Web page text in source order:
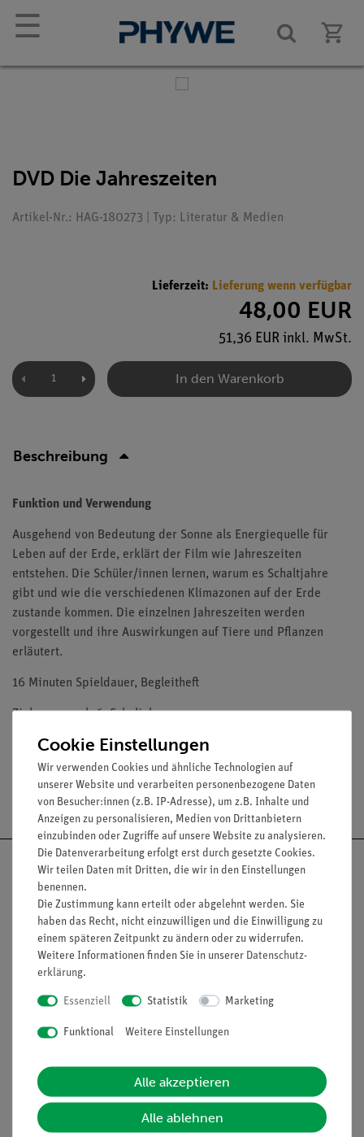
☰
DVD Die Jahreszeiten
Artikel-Nr.: HAG-180273 | Typ: Literatur & Medien
Lieferzeit: Lieferung wenn verfügbar
48,00 EUR
51,36 EUR inkl. MwSt.
In den Warenkorb
Beschreibung
Funktion und Verwendung
Ausgehend von Bedeutung der Sonne als Energiequelle für
Leben auf der Erde, erklärt der Film wie Jahreszeiten
entstehen. Die Schüler/innen lernen, warum es Schaltjahre
gibt und wie die verschiedenen Klimazonen auf der Erde
zustande kommen. Die einzelnen Jahreszeiten werden
vorgestellt und ihre Auswirkungen auf Tiere und Pflanzen
erläutert.
16 Minuten Spieldauer, Begleitheft
Zielgruppe: ab 6. Schuljahr
Versandkostenfrei ab 300,- €
Nach oben
Informationen
Projekte und Lösungen
Presse
Service
Beratung & Showroom
Inventarisierungs- &
Cookie Einstellungen
Wir verwenden Cookies und ähnliche Technologien auf
unserer Website und verarbeiten personenbezogene Daten
von Besucher:innen (z.B. IP-Adresse), um z.B. Inhalte und
Anzeigen zu personalisieren, Medien von Drittanbietern
einzubinden oder Zugriffe auf unsere Website zu analysieren.
Die Datenverarbeitung erfolgt erst durch gesetzte Cookies.
Wir teilen Daten mit Dritten, die wir in den Einstellungen
benennen.
Die Zustimmung kann erteilt oder abgelehnt werden. Sie
haben das Recht, nicht einzuwilligen und die Einwilligung zu
einem späteren Zeitpunkt zu ändern oder zu widerrufen.
Weitere Informationen finden Sie in unserer Daten­schutz­
erklärung.
Essenziell Statistik Marketing
Funktional Weitere Einstellungen
Alle akzeptieren
Alle ablehnen